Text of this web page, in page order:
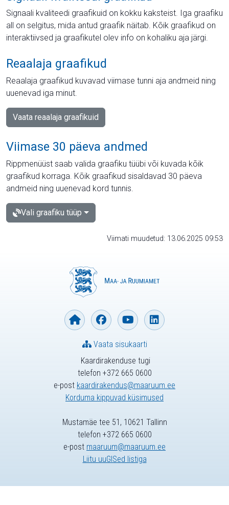
Signaali kvaliteedi graafikuid on kokku kaksteist. Iga graafiku
all on selgitus, mida antud graafik näitab. Kõik graafikud on
interaktiivsed ja graafikutel olev info on kohaliku aja järgi.
Reaalaja graafikud
Reaalaja graafikud kuvavad viimase tunni aja andmeid ning
uuenevad iga minut.
Vaata reaalaja graafikuid
Viimase 30 päeva andmed
Rippmenüüst saab valida graafiku tüübi või kuvada kõik
graafikud korraga. Kõik graafikud sisaldavad 30 päeva
andmeid ning uuenevad kord tunnis.
Vali graafiku tüüp
Viimati muudetud: 13.06.2025 09:53
Kaardirakenduse tugi
telefon +372 665 0600
e-post kaardirakendus@maaruum.ee
Korduma kippuvad küsimused
Vaata sisukaarti
Mustamäe tee 51, 10621 Tallinn
telefon +372 665 0600
e-post maaruum@maaruum.ee
Liitu uuGISed listiga